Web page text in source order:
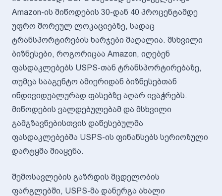
Amazon-ის მიწოდების 30-დან 40 პროცენტამდე
უფრო შორეულ ლოკაციებზე, სადაც
ტრანსპორტირების ხარჯები მაღალია. მსხვილი
ბიზნესები, როგორიცაა Amazon, იღებენ
ფასდაკლებებს USPS-თან ტრანსპორტირებაზე,
თუმცა სააგენტო ამიერიდან ბიზნესებთან
ინდივიდუალურად ფასებზე აღარ ივაჭრებს.
მიწოდების ვალდებულებამ და მსხვილი
გამგზავნებისთვის დაწესებულმა
ფასდაკლებებმა USPS-ის ფინანსებს სერიოზული
დარტყმა მიაყენა.
შემოსავლების გაზრდის მცდელობის
ფარგლებში, USPS-მა დანერგა ახალი